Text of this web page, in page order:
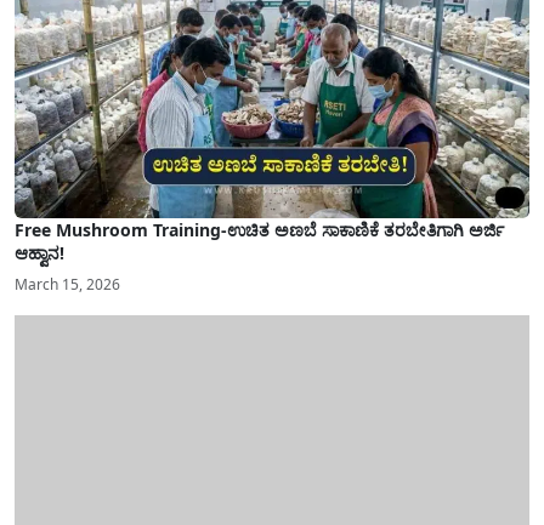
Free Mushroom Training-ಉಚಿತ ಅಣಬೆ ಸಾಕಾಣಿಕೆ ತರಬೇತಿಗಾಗಿ ಅರ್ಜಿ
ಆಹ್ವಾನ!
March 15, 2026